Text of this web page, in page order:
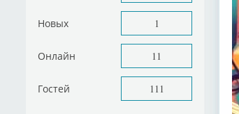
Новых 1
Онлайн 11
Гостей 111